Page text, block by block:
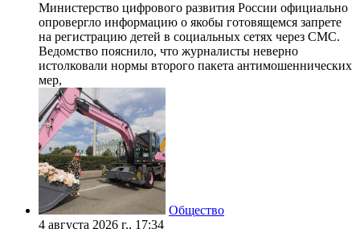
Министерство цифрового развития России официально
опровергло информацию о якобы готовящемся запрете
на регистрацию детей в социальных сетях через СМС.
Ведомство пояснило, что журналисты неверно
истолковали нормы второго пакета антимошеннических
мер,
Общество
4 августа 2026 г., 17:34